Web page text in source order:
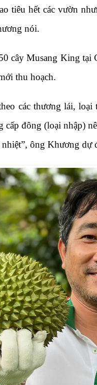
tiêu hết các vườn
nói.
cây Musang King tại
thu hoạch.
các thương lái,
cấp đông (loại nhập)
ông Khương dự